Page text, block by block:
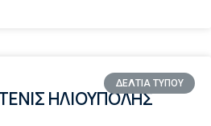
ΔΕΛΤΙΑ ΤΥΠΟΥ
ΗΛΙΟΥΠΟΛΗΣ